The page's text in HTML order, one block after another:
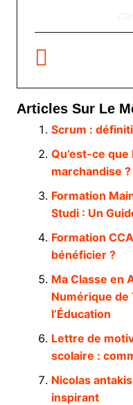
Articles Sur Le
Scrum :
Qu’est-ce
marchandise ?
Formation
Studi : Un
Formation
bénéficier ?
Ma Classe en
Numérique
l’Éducation
Lettre de
scolaire :
Nicolas
inspirant